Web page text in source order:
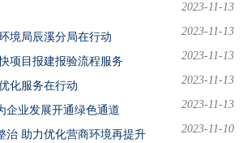
2023-11-13
2023-11-13
境局辰溪分局在行动
2023-11-13
项目报建报验流程服务
2023-11-13
化服务在行动
2023-11-13
企业发展开通绿色通道
2023-11-10
治 助力优化营商环境再提升